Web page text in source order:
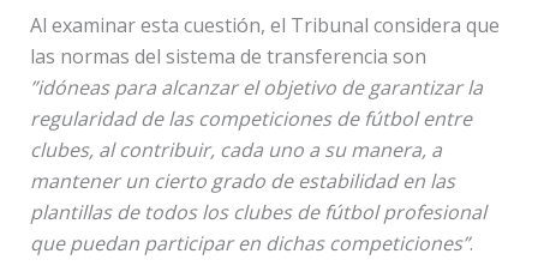
Al examinar esta cuestión, el Tribunal considera que
las normas del sistema de transferencia son
”idóneas para alcanzar el objetivo de garantizar la
regularidad de las competiciones de fútbol entre
clubes, al contribuir, cada uno a su manera, a
mantener un cierto grado de estabilidad en las
plantillas de todos los clubes de fútbol profesional
que puedan participar en dichas competiciones”.